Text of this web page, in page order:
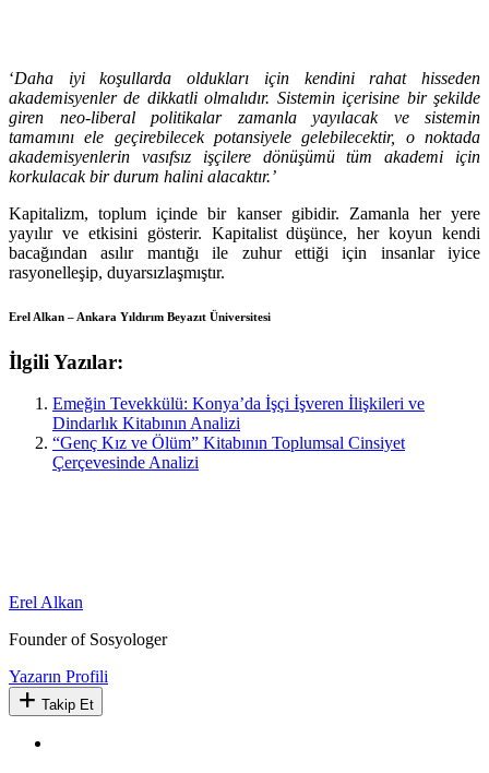
‘Daha iyi koşullarda oldukları için kendini rahat hisseden
akademisyenler de dikkatli olmalıdır. Sistemin içerisine bir şekilde
giren neo-liberal politikalar zamanla yayılacak ve sistemin
tamamını ele geçirebilecek potansiyele gelebilecektir, o noktada
akademisyenlerin vasıfsız işçilere dönüşümü tüm akademi için
korkulacak bir durum halini alacaktır.’
Kapitalizm, toplum içinde bir kanser gibidir. Zamanla her yere
yayılır ve etkisini gösterir. Kapitalist düşünce, her koyun kendi
bacağından asılır mantığı ile zuhur ettiği için insanlar iyice
rasyonelleşip, duyarsızlaşmıştır.
Erel Alkan – Ankara Yıldırım Beyazıt Üniversitesi
İlgili Yazılar:
Emeğin Tevekkülü: Konya’da İşçi İşveren İlişkileri ve
Dindarlık Kitabının Analizi
“Genç Kız ve Ölüm” Kitabının Toplumsal Cinsiyet
Çerçevesinde Analizi
Erel Alkan
Founder of Sosyologer
Yazarın Profili
Takip Et